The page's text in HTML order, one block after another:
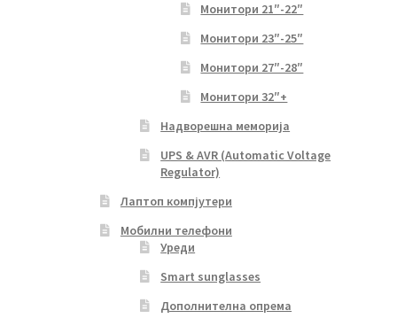
Монитори 21″-22″
Монитори 23″-25″
Монитори 27″-28″
Монитори 32″+
Надворешна меморија
UPS & AVR (Automatic Voltage
Regulator)
Лаптоп компјутери
Мобилни телефони
Уреди
Smart sunglasses
Дополнителна опрема